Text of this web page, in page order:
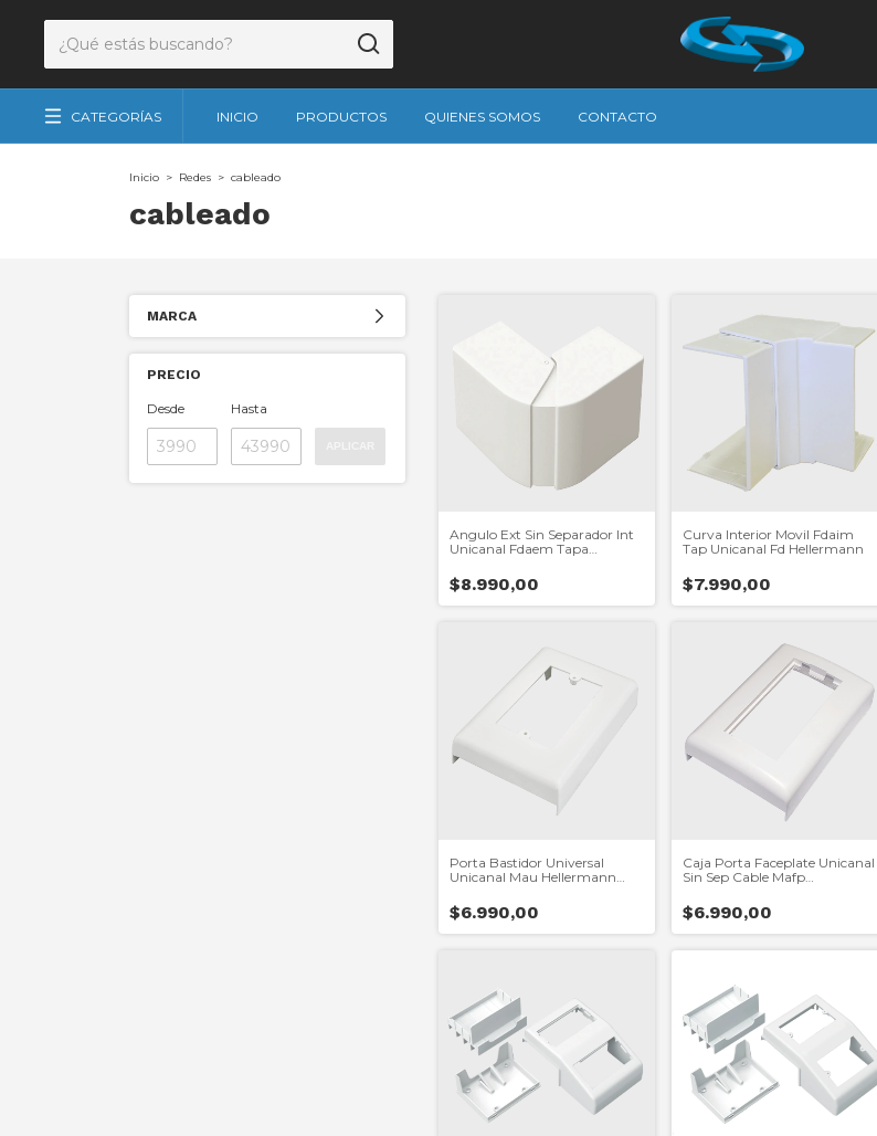
CATEGORÍAS INICIO PRODUCTOS QUIENES SOMOS CONTACTO
Inicio > Redes > cableado
cableado
MARCA
PRECIO
Desde Hasta
Angulo Ext Sin Separador Int
Unicanal Fdaem Tapa
$8.990,00
Curva Interior Movil Fdaim
Tap Unicanal Fd Hellermann
$7.990,00
Porta Bastidor Universal
Unicanal Mau Hellermann
$6.990,00
Caja Porta Faceplate Unicanal
Sin Sep Cable Mafp
$6.990,00